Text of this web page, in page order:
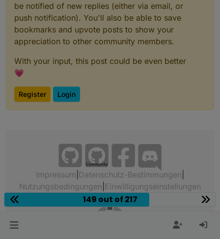
be notified of new replies (either via email, or
push notification). You'll also be able to save
bookmarks and upvote posts to show your
appreciation to other community members.
With your input, this post could be even better
💗
Register Login
Community
Impressum Datenschutz-Bestimmungen
Nutzungsbedingungen Einwilligungseinstellungen
ioBroker Community 2014-2026
149 out of 217